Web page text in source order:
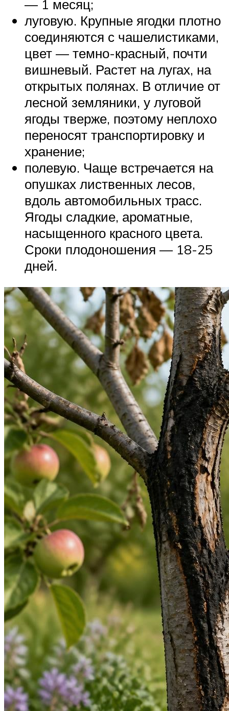
— 1 месяц;
луговую. Крупные ягодки плотно
соединяются с чашелистиками,
цвет — темно-красный, почти
вишневый. Растет на лугах, на
открытых полянах. В отличие от
лесной земляники, у луговой
ягоды тверже, поэтому неплохо
переносят транспортировку и
хранение;
полевую. Чаще встречается на
опушках лиственных лесов,
вдоль автомобильных трасс.
Ягоды сладкие, ароматные,
насыщенного красного цвета.
Сроки плодоношения — 18-25
дней.